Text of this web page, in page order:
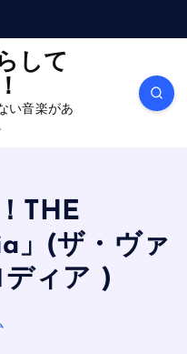
い音楽があ
THE
」(ザ・ヴァ
ィア )